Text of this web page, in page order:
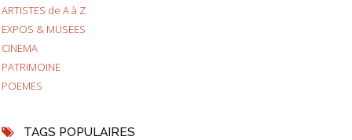
ARTISTES de A à Z
EXPOS & MUSEES
CINEMA
PATRIMOINE
POEMES
TAGS POPULAIRES